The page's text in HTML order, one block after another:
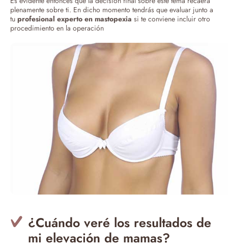
plenamente sobre ti. En dicho momento tendrás que evaluar junto a
tu profesional experto en mastopexia si te conviene incluir otro
procedimiento en la operación
¿Cuándo veré los resultados de
mi elevación de mamas?